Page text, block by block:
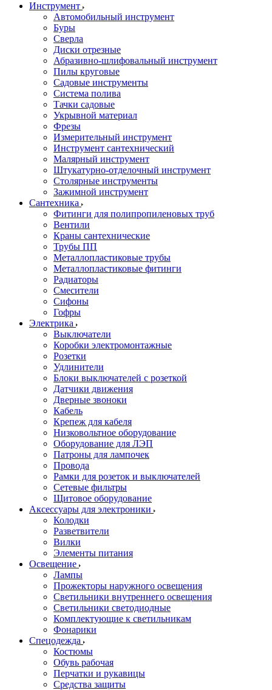
Инструмент
Автомобильный инструмент
Буры
Сверла
Диски отрезные
Абразивно-шлифовальный инструмент
Пилы круговые
Садовые инструменты
Система полива
Тачки садовые
Укрывной материал
Фрезы
Измерительный инструмент
Инструмент сантехнический
Малярный инструмент
Штукатурно-отделочный инструмент
Cтолярные инструменты
Зажимной инструмент
Сантехника
Фитинги для полипропиленовых труб
Вентили
Краны сантехнические
Трубы ПП
Металлопластиковые трубы
Металлопластиковые фитинги
Радиаторы
Смесители
Сифоны
Гофры
Электрика
Выключатели
Коробки электромонтажные
Розетки
Удлинители
Блоки выключателей с розеткой
Датчики движения
Дверные звоноки
Кабель
Крепеж для кабеля
Низковольтное оборудование
Оборудование для ЛЭП
Патроны для лампочек
Провода
Рамки для розеток и выключателей
Сетевые фильтры
Щитовое оборудование
Аксессуары для электроники
Колодки
Разветвители
Вилки
Элементы питания
Освещение
Лампы
Прожекторы наружного освещения
Светильники внутреннего освещения
Светильники светодиодные
Комплектующие к светильникам
Фонарики
Спецодежда
Костюмы
Обувь рабочая
Перчатки и рукавицы
Средства защиты